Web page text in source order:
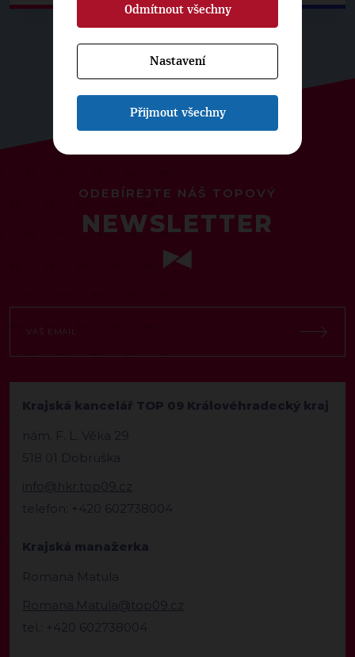
ODEBÍREJTE NÁŠ TOPOVÝ
NEWSLETTER
Krajská kancelář TOP 09 Královéhradecký kraj
nám. F. L. Věka 29
518 01 Dobruška
info@hkr.top09.cz
telefon: +420 602738004
Krajská manažerka
Romana Matula
Romana.Matula@top09.cz
tel.: +420 602738004
Odmítnout všechny
Nastavení
Přijmout všechny